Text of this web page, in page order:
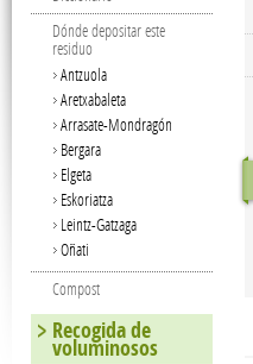
Dónde depositar este
residuo
Antzuola
Aretxabaleta
Arrasate-Mondragón
Bergara
Elgeta
Eskoriatza
Leintz-Gatzaga
Oñati
Compost
Recogida de
voluminosos